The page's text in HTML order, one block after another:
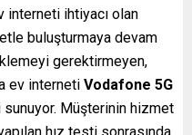
interneti ihtiyacı olan
buluşturmaya devam
gerektirmeyen,
ev interneti Vodafone 5G
sunuyor. Müşterinin hizmet
hız testi sonrasında